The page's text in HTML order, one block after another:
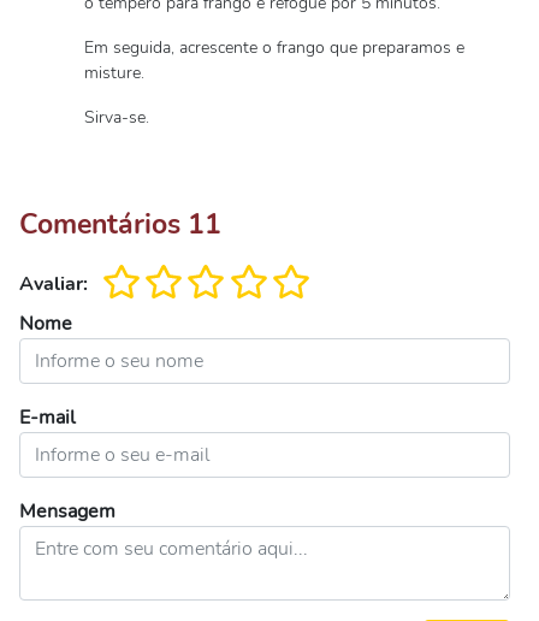
Em seguida, acrescente o frango que preparamos e
misture.
Sirva-se.
Comentários 11
Avaliar:
Nome
E-mail
Mensagem